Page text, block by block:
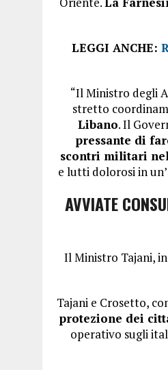
LEGGI ANCHE:
“Il Ministro degli
stretto
Libano. Il
pressante di
scontri militari
e lutti dolorosi in
AVVIATE
Il Ministro Tajani,
Tajani e Crosetto,
protezione dei
operativo sugli